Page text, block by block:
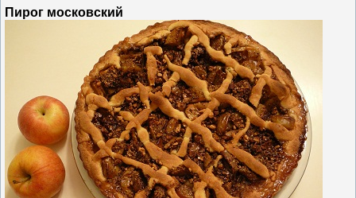
Пирог московский